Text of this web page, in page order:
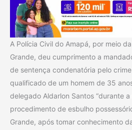
A Polícia Civil do Amapá, por meio
Grande, deu cumprimento a
de sentença condenatória pelo
qualificado de um homem de 35
delegado Aldarlon Santos “durante
procedimento de esbulho
Grande, após tomar conhecimento